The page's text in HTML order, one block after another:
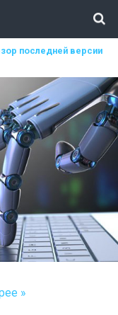
последней версии
»